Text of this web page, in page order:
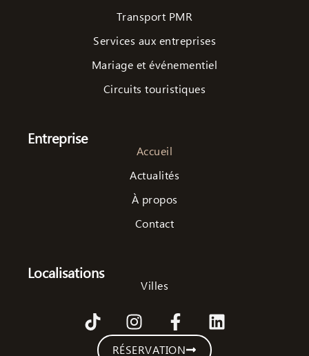
Transport PMR
Services aux entreprises
Mariage et événementiel
Circuits touristiques
Entreprise
Accueil
Actualités
À propos
Contact
Localisations
Villes
RÉSERVATION